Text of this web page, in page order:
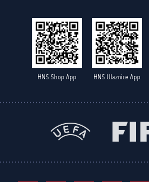
HNS Shop App HNS Ulaznice App